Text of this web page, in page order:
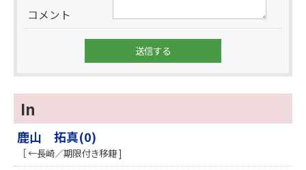
コメント
In
鹿山 拓真(0)
［ ←長崎／期限付き移籍 ]